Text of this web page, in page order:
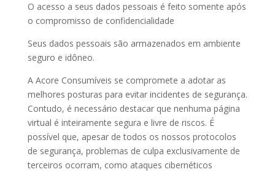
O acesso a seus dados pessoais é feito somente após
o compromisso de confidencialidade
Seus dados pessoais são armazenados em ambiente
seguro e idôneo.
A Acore Consumíveis se compromete a adotar as
melhores posturas para evitar incidentes de segurança.
Contudo, é necessário destacar que nenhuma página
virtual é inteiramente segura e livre de riscos. É
possível que, apesar de todos os nossos protocolos
de segurança, problemas de culpa exclusivamente de
terceiros ocorram, como ataques cibernéticos